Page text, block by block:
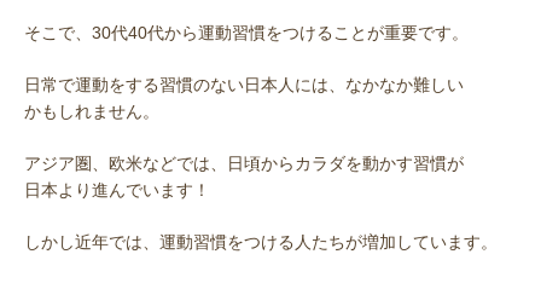
そこで、30代40代から運動習慣をつけることが重要です。
日常で運動をする習慣のない日本人には、なかなか難しい
かもしれません。
アジア圏、欧米などでは、日頃からカラダを動かす習慣が
日本より進んでいます！
しかし近年では、運動習慣をつける人たちが増加しています。